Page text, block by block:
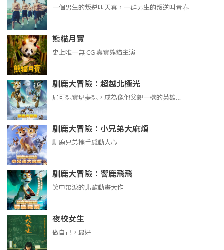
​​​一個男生的叛逆叫天真，一群男生的叛逆叫青春
熊貓月寶
史上唯一無 CG 真實熊貓主演
馴鹿大冒險：超越北極光
尼可想實現夢想，成為像他父親一樣的英雄…
馴鹿大冒險：小兄弟大麻煩
馴鹿兄弟攜手感動人心
馴鹿大冒險：響鹿飛飛
笑中帶淚的北歐動畫大作
夜校女生
做自己，最好